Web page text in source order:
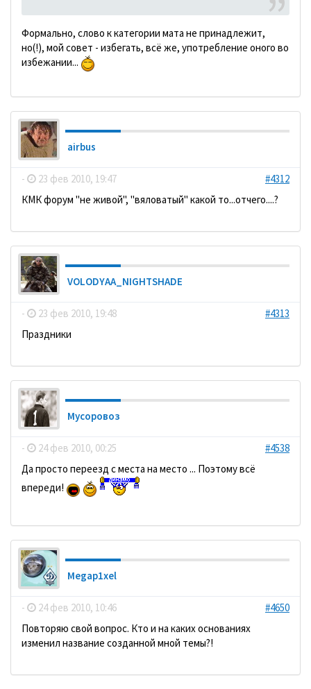
Формально, слово к категории мата не принадлежит,
но(!), мой совет - избегать, всё же, употребление оного во
избежании...
airbus
- 23 фев 2010, 19:47
#4312
КМК форум "не живой", "вяловатый" какой то...отчего....?
VOLODYAA_NIGHTSHADE
- 23 фев 2010, 19:48
#4313
Праздники
Мусоровоз
- 24 фев 2010, 00:25
#4538
Да просто переезд с места на место ... Поэтому всё
впереди!
Megap1xel
- 24 фев 2010, 10:46
#4650
Повторяю свой вопрос. Кто и на каких основаниях
изменил название созданной мной темы?!